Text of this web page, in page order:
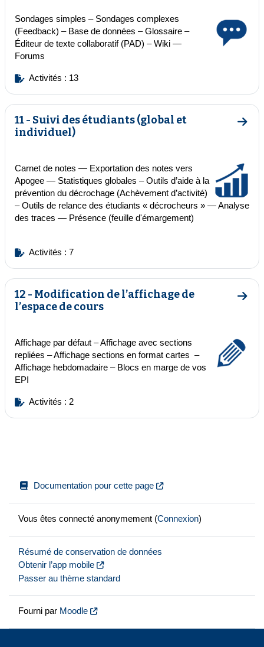
Sondages simples – Sondages complexes
(Feedback) – Base de données –Glossaire –
Éditeur de texte collaboratif (PAD) – Wiki —
Forums
Activités : 13
11 - Suivi des étudiants (global et
individuel)
Aller
Carnet de notes — Exportation des notes vers
Apogee — Statistiques globales – Outils d’aide à la
prévention du décrochage (Achèvement d’activité)
– Outils de relance des étudiants « décrocheurs » — Analyse
des traces — Présence (feuille d'émargement)
Activités : 7
12 - Modification de l’affichage de
l’espace de cours
Aller
Affichage par défaut – Affichage avec sections
repliées – Affichage sections en format cartes –
Affichage hebdomadaire – Blocs en marge de vos
EPI
Activités : 2
Documentation pour cette page
Vous êtes connecté anonymement (Connexion)
Résumé de conservation de données
Obtenir l’app mobile
Passer au thème standard
Fourni par Moodle